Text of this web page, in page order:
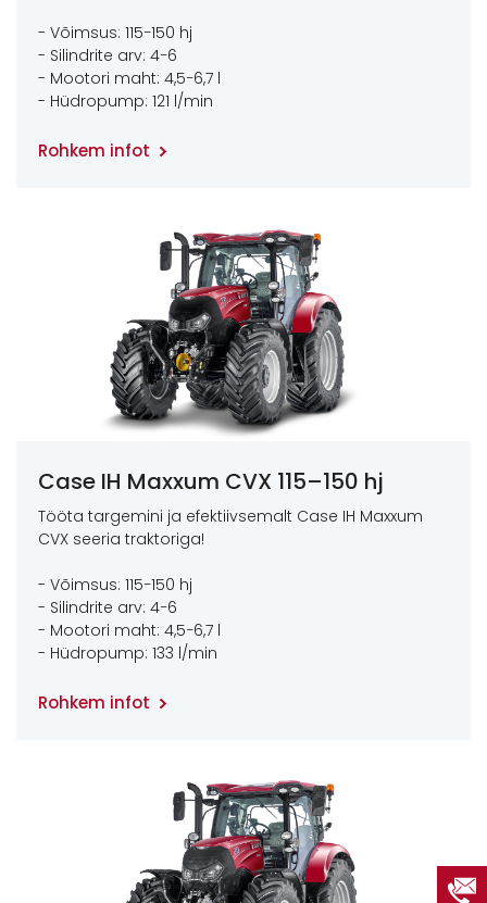
- Võimsus: 115−150 hj
- Silindrite arv: 4−6
- Mootori maht: 4,5−6,7 l
- Hüdropump: 121 l/min
Rohkem infot
Case IH Maxxum CVX 115–150 hj
Tööta targemini ja efektiivsemalt Case IH Maxxum
CVX seeria traktoriga!
- Võimsus: 115−150 hj
- Silindrite arv: 4−6
- Mootori maht: 4,5−6,7 l
- Hüdropump: 133 l/min
Rohkem infot